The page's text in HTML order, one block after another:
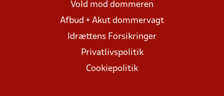
Vold mod dommeren
Afbud + Akut dommervagt
Idrættens Forsikringer
Privatlivspolitik
Cookiepolitik